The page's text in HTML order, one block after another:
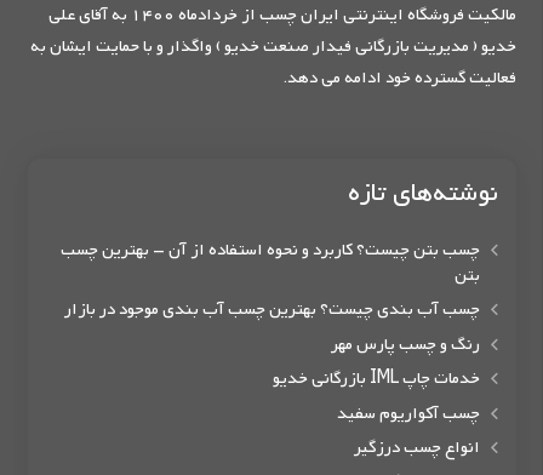
مالکیت فروشگاه اینترنتی ایران چسب از خردادماه 1400 به آقای علی
خدیو ( مدیریت بازرگانی فیدار صنعت خدیو ) واگذار و با حمایت ایشان به
فعالیت گسترده خود ادامه می دهد.
نوشته‌های تازه
چسب بتن چیست؟ کاربرد و نحوه استفاده از آن – بهترین چسب
بتن
چسب آب بندی چیست؟ بهترین چسب آب بندی موجود در بازار
رنگ و چسب پارس مهر
خدمات چاپ IML بازرگانی خدیو
چسب آکواریوم سفید
انواع چسب درزگیر